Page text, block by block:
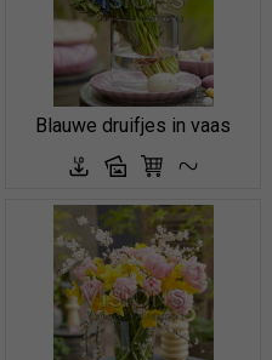
Blauwe druifjes in vaas